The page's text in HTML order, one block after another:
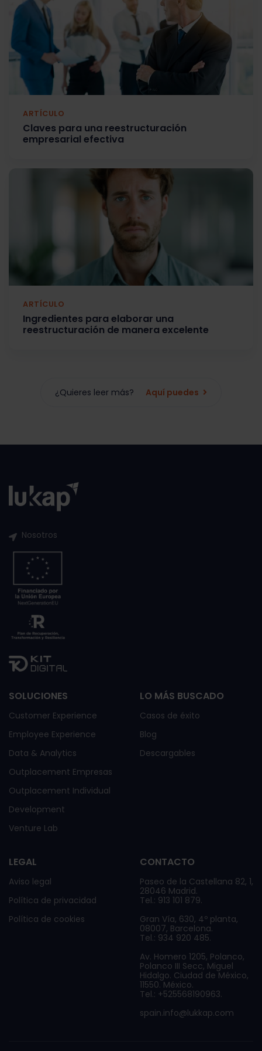
ARTÍCULO
Claves para una reestructuración
empresarial efectiva
ARTÍCULO
Ingredientes para elaborar una
reestructuración de manera excelente
¿Quieres leer más? Aquí puedes
Nosotros
SOLUCIONES
Customer Experience
Employee Experience
Data & Analytics
Outplacement Empresas
Outplacement Individual
Development
Venture Lab
LO MÁS BUSCADO
Casos de éxito
Blog
Descargables
LEGAL
Aviso legal
Política de privacidad
Política de cookies
CONTACTO
Paseo de la Castellana 82, 1,
28046 Madrid.
Tel.: 913 101 879.
Gran Vía, 630, 4º planta,
08007, Barcelona.
Tel.: 934 920 485.
Av. Homero 1205, Polanco,
Polanco III Secc, Miguel
Hidalgo. Ciudad de México,
11550. México.
Tel.: +525568190963.
spain.info@lukkap.com